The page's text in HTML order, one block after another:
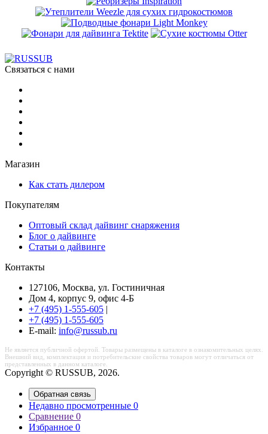
Связаться с нами
Магазин
Как стать дилером
Покупателям
Оптовый склад дайвинг снаряжения
Блог о дайвинге
Статьи о дайвинге
Контакты
127106, Москва, ул. Гостиничная
Дом 4, корпус 9, офис 4-Б
+7 (495) 1-555-605 |
+7 (495) 1-555-605
Е-mail: info@russub.ru
Не является публичной офертой. Товары размещены в каталоге в ознакомительных целях.
Внешний вид, комплектация и потребительские свойства товаров могут отличаться от
представленных в данном каталоге.
Copyright © RUSSUB, 2026.
Обратная связь
Недавно просмотренные 0
Сравнение 0
Избранное 0